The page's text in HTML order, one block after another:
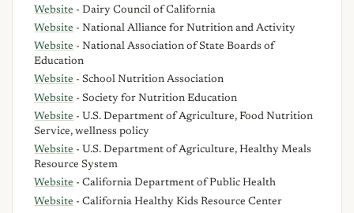
Website - Dairy Council of California
Website - National Alliance for Nutrition and Activity
Website - National Association of State Boards of
Education
Website - School Nutrition Association
Website - Society for Nutrition Education
Website - U.S. Department of Agriculture, Food Nutrition
Service, wellness policy
Website - U.S. Department of Agriculture, Healthy Meals
Resource System
Website - California Department of Public Health
Website - California Healthy Kids Resource Center